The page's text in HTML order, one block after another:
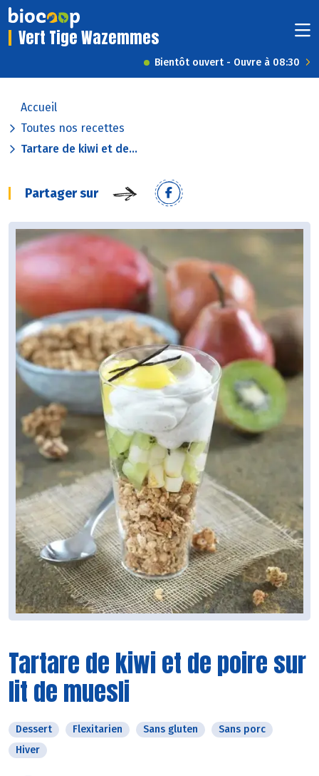
Vert Tige Wazemmes
Bientôt ouvert - Ouvre à 08:30
Accueil
Toutes nos recettes
Tartare de kiwi et de...
Partager sur
Tartare de kiwi et de poire sur
lit de muesli
Dessert Flexitarien Sans gluten
Sans porc
Hiver